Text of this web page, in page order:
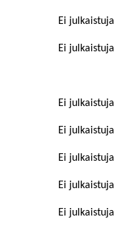
Ei
Ei
Ei
Ei
Ei
Ei
Ei